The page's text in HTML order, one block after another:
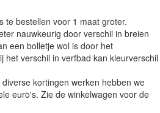
te bestellen voor 1 maat groter.
nauwkeurig door verschil in breien
een bolletje wol is door het
het verschil in verfbad kan kleurverschil
kortingen werken hebben we
euro's. Zie de winkelwagen voor de